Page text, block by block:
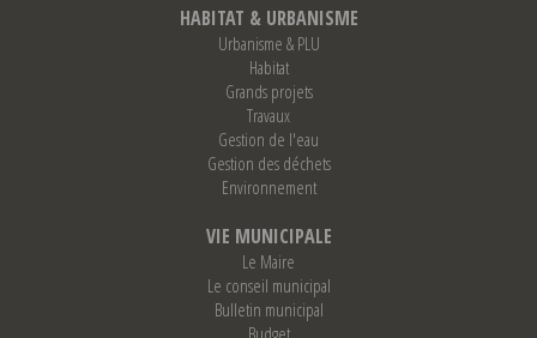
HABITAT & URBANISME
Urbanisme & PLU
Habitat
Grands projets
Travaux
Gestion de l'eau
Gestion des déchets
Environnement
VIE MUNICIPALE
Le Maire
Le conseil municipal
Bulletin municipal
Budget